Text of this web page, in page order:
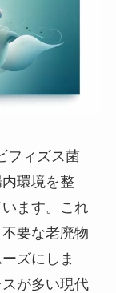
フィズス菌
環境を整
ます。これ
要な老廃物
ズにしま
が多い現代